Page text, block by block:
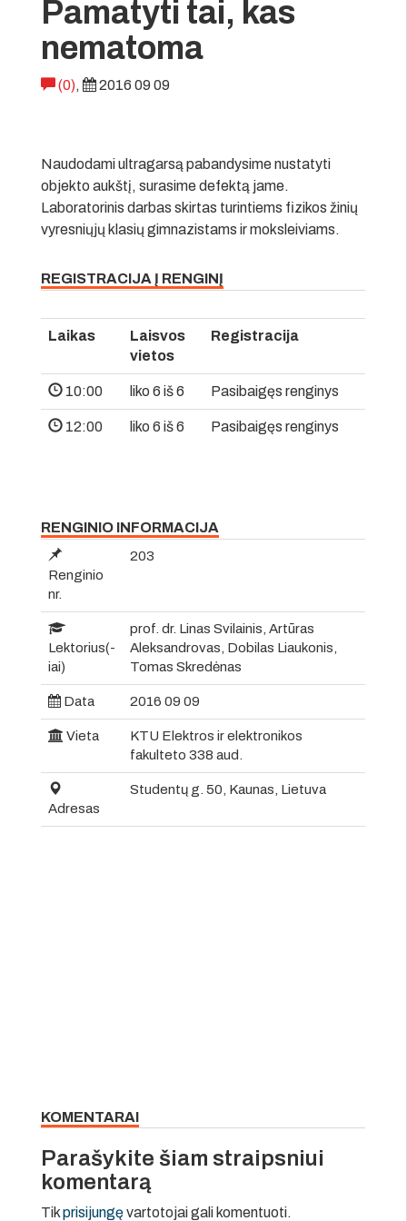
Pamatyti tai, kas
nematoma
(0), 2016 09 09
Naudodami ultragarsą pabandysime nustatyti
objekto aukštį, surasime defektą jame.
Laboratorinis darbas skirtas turintiems fizikos žinių
vyresniųjų klasių gimnazistams ir moksleiviams.
REGISTRACIJA Į RENGINĮ
Laikas
Laisvos
vietos
Registracija
10:00 liko 6 iš 6 Pasibaigęs renginys
12:00 liko 6 iš 6 Pasibaigęs renginys
RENGINIO INFORMACIJA
Renginio
nr.
203
Lektorius(-
iai)
prof. dr. Linas Svilainis, Artūras
Aleksandrovas, Dobilas Liaukonis,
Tomas Skredėnas
Data 2016 09 09
Vieta
KTU Elektros ir elektronikos
fakulteto 338 aud.
Adresas
Studentų g. 50, Kaunas, Lietuva
KOMENTARAI
Parašykite šiam straipsniui
komentarą
Tikprisijungęvartotojai gali komentuoti.